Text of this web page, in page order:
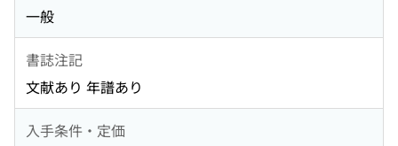
一般
書誌注記
文献あり 年譜あり
入手条件・定価